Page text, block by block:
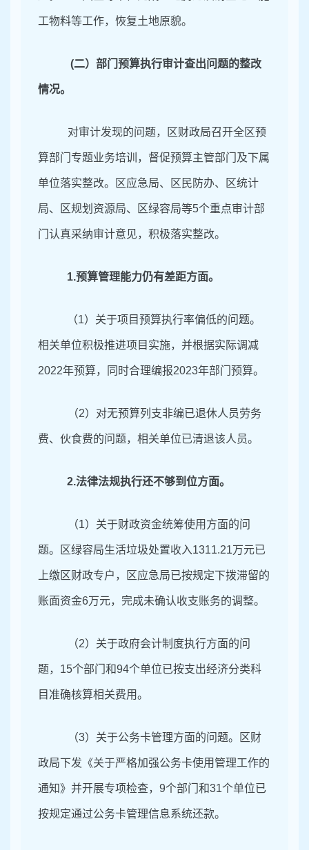
工物料等工作，恢复土地原貌。
(二）部门预算执行审计查出问题的整改
情况。
对审计发现的问题，区财政局召开全区预
算部门专题业务培训，督促预算主管部门及下属
单位落实整改。区应急局、区民防办、区统计
局、区规划资源局、区绿容局等5个重点审计部
门认真采纳审计意见，积极落实整改。
1.预算管理能力仍有差距方面。
（1）关于项目预算执行率偏低的问题。
相关单位积极推进项目实施，并根据实际调减
2022年预算，同时合理编报2023年部门预算。
（2）对无预算列支非编已退休人员劳务
费、伙食费的问题，相关单位已清退该人员。
2.法律法规执行还不够到位方面。
（1）关于财政资金统筹使用方面的问
题。区绿容局生活垃圾处置收入1311.21万元已
上缴区财政专户，区应急局已按规定下拨滞留的
账面资金6万元，完成未确认收支账务的调整。
（2）关于政府会计制度执行方面的问
题，15个部门和94个单位已按支出经济分类科
目准确核算相关费用。
（3）关于公务卡管理方面的问题。区财
政局下发《关于严格加强公务卡使用管理工作的
通知》并开展专项检查，9个部门和31个单位已
按规定通过公务卡管理信息系统还款。